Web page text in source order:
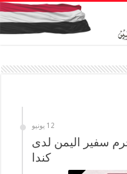
12 يونيو
سفير اليمن لدى
كندا